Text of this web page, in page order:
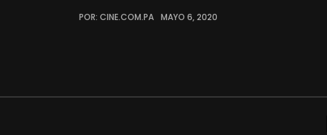
POR: CINE.COM.PA MAYO 6, 2020